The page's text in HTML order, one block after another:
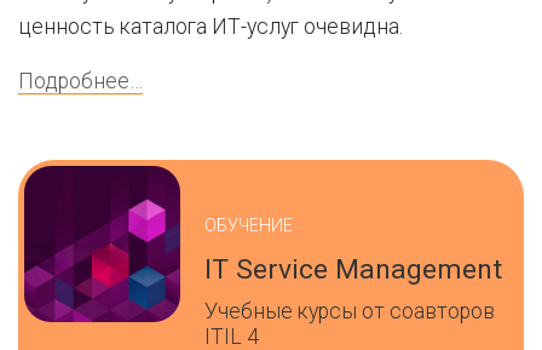
ценность каталога ИТ-услуг очевидна.
Подробнее…
ОБУЧЕНИЕ
IT Service Management
Учебные курсы от соавторов
ITIL 4